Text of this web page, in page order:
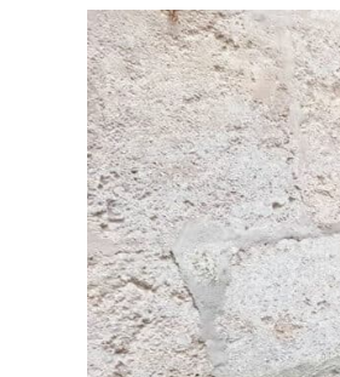
|
Isère